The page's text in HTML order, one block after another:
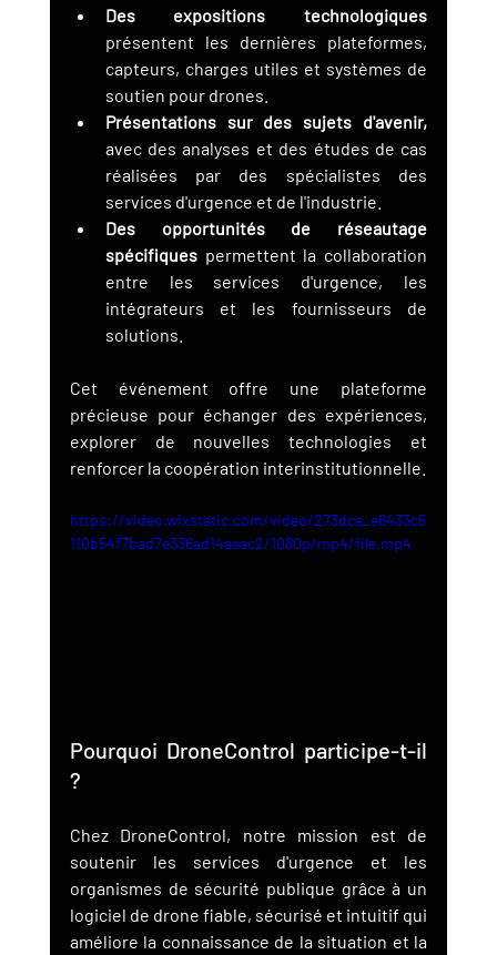
Des expositions technologiques
présentent les dernières plateformes,
capteurs, charges utiles et systèmes de
soutien pour drones.
Présentations sur des sujets d'avenir,
avec des analyses et des études de cas
réalisées par des spécialistes des
services d'urgence et de l'industrie.
Des opportunités de réseautage
spécifiques permettent la collaboration
entre les services d'urgence, les
intégrateurs et les fournisseurs de
solutions.
Cet événement offre une plateforme
précieuse pour échanger des expériences,
explorer de nouvelles technologies et
renforcer la coopération interinstitutionnelle.
https://video.wixstatic.com/video/273dce_e6433c5
110b54f7bad7e336ad14aaac2/1080p/mp4/file.mp4
Pourquoi DroneControl participe-t-il
?
Chez DroneControl, notre mission est de
soutenir les services d'urgence et les
organismes de sécurité publique grâce à un
logiciel de drone fiable, sécurisé et intuitif qui
améliore la connaissance de la situation et la